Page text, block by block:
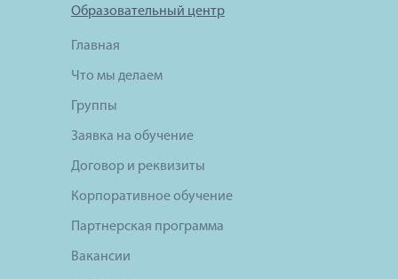
Образовательный центр
Главная
Что мы делаем
Группы
Заявка на обучение
Договор и реквизиты
Корпоративное обучение
Партнерская программа
Вакансии